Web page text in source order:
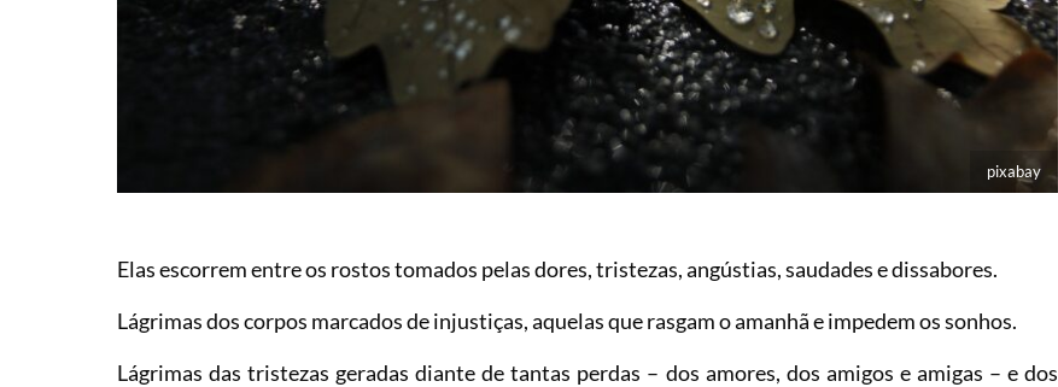
pixabay
Elas escorrem entre os rostos tomados pelas dores, tristezas, angústias, saudades e dissabores.
Lágrimas dos corpos marcados de injustiças, aquelas que rasgam o amanhã e impedem os sonhos.
Lágrimas das tristezas geradas diante de tantas perdas – dos amores, dos amigos e amigas – e dos